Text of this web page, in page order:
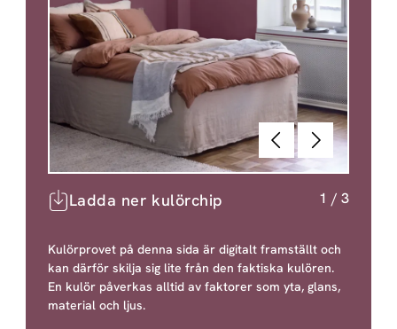
Föregående
Nästa
Ladda ner kulörchip 1 / 3
Kulörprovet på denna sida är digitalt framställt och
kan därför skilja sig lite från den faktiska kulören.
En kulör påverkas alltid av faktorer som yta, glans,
material och ljus.